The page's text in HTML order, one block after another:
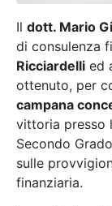
Il dott. Mario
di consulenza
Ricciardelli ed
ottenuto, per
campana
vittoria presso
Secondo
sulle
finanziaria.